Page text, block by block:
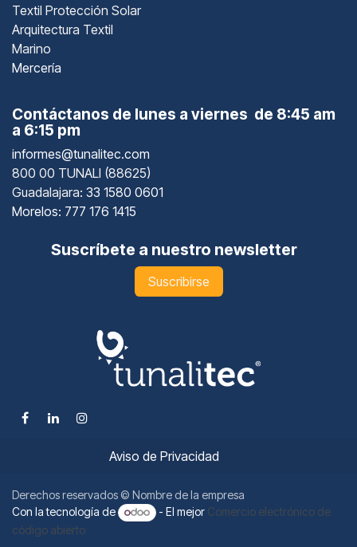
Textil Protección Solar
Arquitectura Textil
Marino
Mercería
Contáctanos de lunes a viernes de 8:45 am
a 6:15 pm
informes@tunalitec.com
800 00 TUNALI (88625)
Guadalajara: 33 1580 0601
Morelos: 777 176 1415
Suscríbete a nuestro newsletter
Suscribirse
Aviso de Privacidad
Derechos reservados © Nombre de la empresa
Con la tecnología de
- El mejor Comercio electrónico de
código abierto